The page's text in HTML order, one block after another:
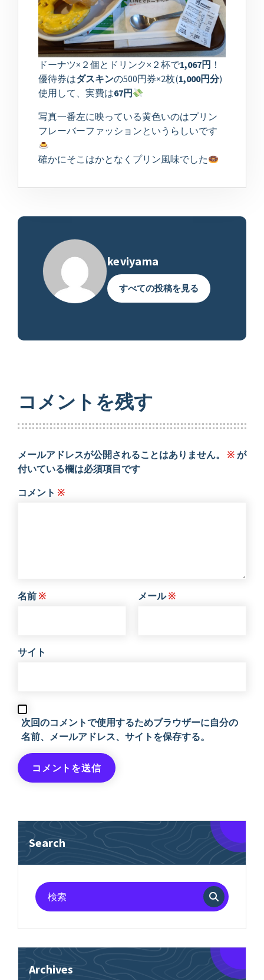
ドーナツ×２個とドリンク×２杯で1,067円 ！
優待券はダスキンの500円券×2枚(1,000円分)
使用して、実費は67円
写真一番左に映っている黄色いのはプリン
フレーバーファッションというらしいです
確かにそこはかとなくプリン風味でした
keviyama
すべての投稿を見る
コメントを残す
メールアドレスが公開されることはありません。 ※ が
付いている欄は必須項目です
コメント ※
名前 ※ メール※
サイト
次回のコメントで使用するためブラウザーに自分の
名前、メールアドレス、サイトを保存する。
Search
検
索
象:
Archives